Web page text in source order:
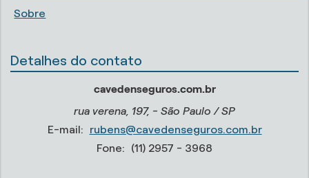
Sobre
Detalhes do contato
cavedenseguros.com.br
rua verena, 197, - São Paulo / SP
E-mail:
rubens@cavedenseguros.com.br
Fone:
(11) 2957 - 3968